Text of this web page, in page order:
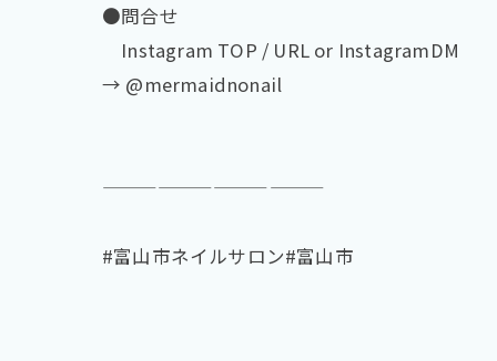
●問合せ
Instagram TOP / URL or InstagramDM
→ @mermaidnonail
————————————
#富山市ネイルサロン#富山市